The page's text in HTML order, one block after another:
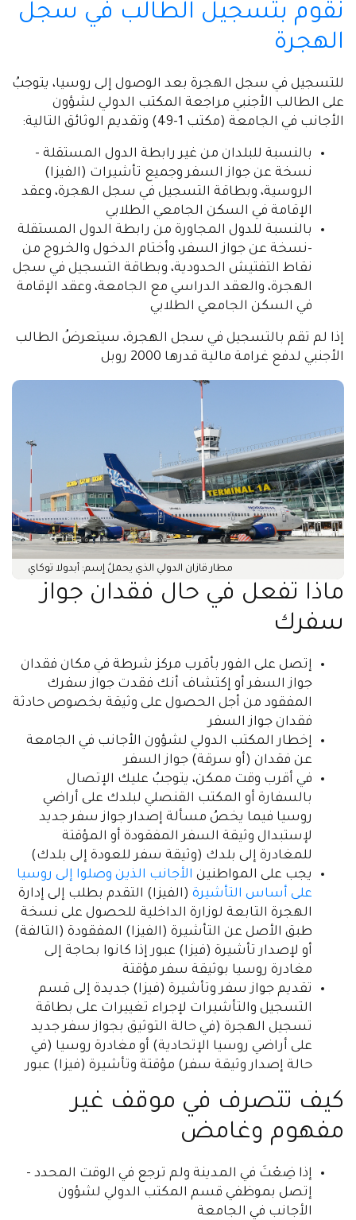
نقوم بتسجيل الطالب في سجل
الهجرة
للتسجيل في سجل الهجرة بعد الوصول إلى روسيا، يتوجبُ
على الطالب الأجنبي مراجعة المكتب الدولي لشؤون
الأجانب في الجامعة (مكتب 1-49) وتقديم الوثائق التالية:
بالنسبة للبلدان من غير رابطة الدول المستقلة -
نسخة عن جواز السفر وجميع تأشيرات (الفيزا)
الروسية، وبطاقة التسجيل في سجل الهجرة، وعقد
الإقامة في السكن الجامعي الطلابي
بالنسبة للدول المجاورة من رابطة الدول المستقلة
-نسخة عن جواز السفر، وأختام الدخول والخروج من
نقاط التفتيش الحدودية، وبطاقة التسجيل في سجل
الهجرة، والعقد الدراسي مع الجامعة، وعقد الإقامة
في السكن الجامعي الطلابي
إذا لم تقم بالتسجيل في سجل الهجرة، سيتعرضُ الطالب
الأجنبي لدفع غرامة مالية قدرها 2000 روبل
مطار قازان الدولي الذي يحملُ إسم: أبدولا توكاي
ماذا تفعل في حال فقدان جواز
سفرك
إتصل على الفور بأقرب مركز شرطة في مكان فقدان
جواز السفر أو إكتشاف أنك فقدت جواز سفرك
المفقود من أجل الحصول على وثيقة بخصوص حادثة
فقدان جواز السفر
إخطار المكتب الدولي لشؤون الأجانب في الجامعة
عن فقدان (أو سرقة) جواز السفر
في أقرب وقت ممكن، يتوجبُ عليك الإتصال
بالسفارة أو المكتب القنصلي لبلدك على أراضي
روسيا فيما يخصُ مسألة إصدار جواز سفر جديد
لإستبدال وثيقة السفر المفقودة أو المؤقتة
للمغادرة إلى بلدك (وثيقة سفر للعودة إلى بلدك)
يجب على المواطنين الأجانب الذين وصلوا إلى روسيا
على أساس التأشيرة (الفيزا) التقدم بطلب إلى إدارة
الهجرة التابعة لوزارة الداخلية للحصول على نسخة
طبق الأصل عن التأشيرة (الفيزا) المفقودة (التالفة)
أو لإصدار تأشيرة (فيزا) عبور إذا كانوا بحاجة إلى
مغادرة روسيا بوثيقة سفر مؤقتة
تقديم جواز سفر وتأشيرة (فيزا) جديدة إلى قسم
التسجيل والتأشيرات لإجراء تغييرات على بطاقة
تسجيل الهجرة (في حالة التوثيق بجواز سفر جديد
على أراضي روسيا الإتحادية) أو مغادرة روسيا (في
حالة إصدار وثيقة سفر) مؤقتة وتأشيرة (فيزا) عبور
كيف تتصرف في موقف غير
مفهوم وغامض
إذا ضِعْتَ في المدينة ولم ترجع في الوقت المحدد -
إتصل بموظفي قسم المكتب الدولي لشؤون
الأجانب في الجامعة